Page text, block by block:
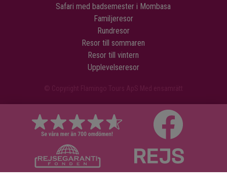
Safari med badsemester i Mombasa
Familjeresor
Rundresor
Resor till sommaren
Resor till vintern
Upplevelseresor